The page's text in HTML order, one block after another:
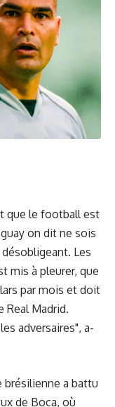
que le football est
on dit ne sois
Les
mis à pleurer, que
par mois et doit
Real Madrid.
adversaires", a-
brésilienne a battu
de Boca, où